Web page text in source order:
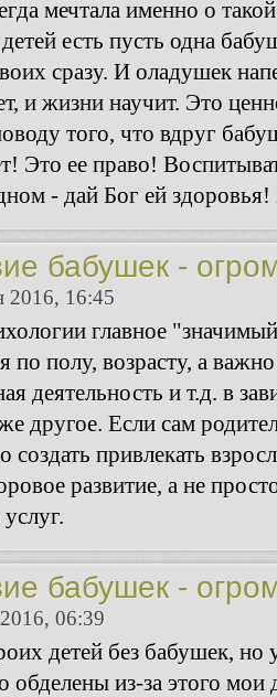
мечтала именно о
есть пусть одна
сразу. И оладушек
и жизни научит. Это
того, что вдруг
Это ее право!
- дай Бог ей
бабушек -
2016, 16:45
главное
по полу, возрасту, а
деятельность и т.д. в
другое. Если сам
привлекать
развитие, а не
бабушек -
06:39
детей без бабушек, но
из-за этого мои